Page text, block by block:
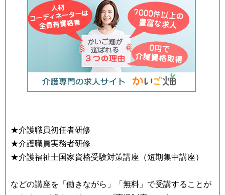
★介護職員初任者研修
★介護職員実務者研修
★介護福祉士国家資格受験対策講座（短期集中講座）
などの講座を「働きながら」「無料」で受講することが